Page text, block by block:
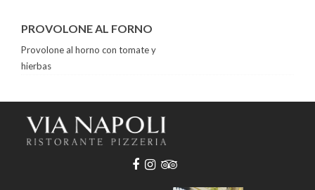
PROVOLONE AL FORNO
Provolone al horno con tomate y
hierbas